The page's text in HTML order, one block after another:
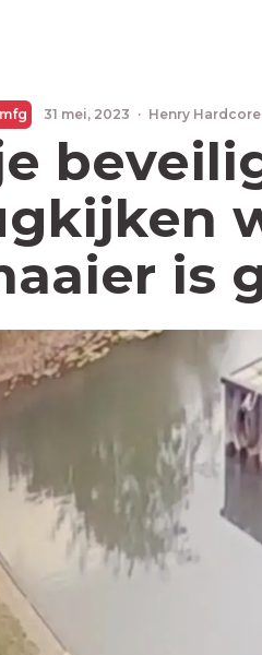
31 mei, 2023 · Henry Hardcore
is